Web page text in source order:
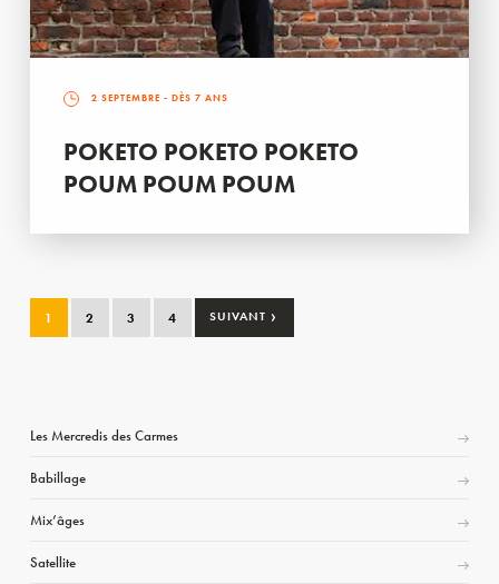
2 SEPTEMBRE - DÈS 7 ANS
POKETO POKETO POKETO
POUM POUM POUM
1 2 3 4 SUIVANT ›
Les Mercredis des Carmes
Babillage
Mix’âges
Satellite